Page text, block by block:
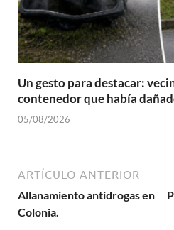
Un gesto para destacar:
contenedor que había
05/08/2026
ARTÍCULO ANTERIOR
Allanamiento antidrogas en
Colonia.